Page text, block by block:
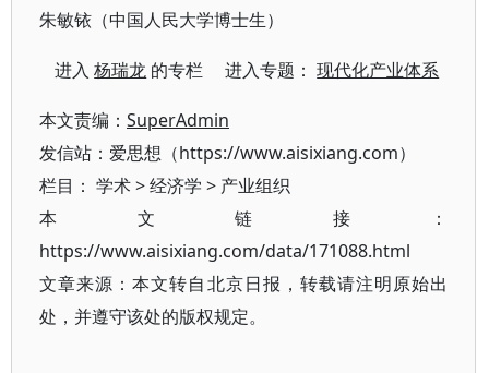
朱敏铱（中国人民大学博士生）
进入杨瑞龙 的专栏 进入专题：现代化产业体系
本文责编： SuperAdmin
发信站：爱思想（https://www.aisixiang.com）
栏目： 学术>经济学 > 产业组织
本文链接：
https://www.aisixiang.com/data/171088.html
文章来源：本文转自北京日报，转载请注明原始出
处，并遵守该处的版权规定。